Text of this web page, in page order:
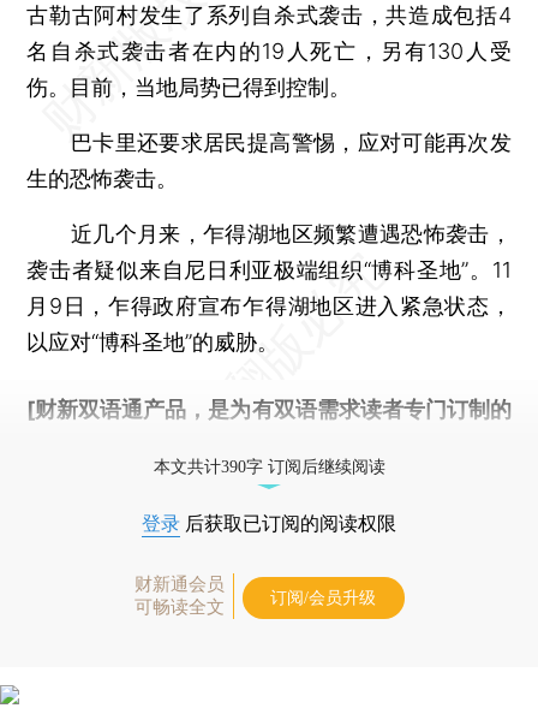
古勒古阿村发生了系列自杀式袭击，共造成包括4
名自杀式袭击者在内的19人死亡，另有130人受
伤。目前，当地局势已得到控制。
巴卡里还要求居民提高警惕，应对可能再次发
生的恐怖袭击。
近几个月来，乍得湖地区频繁遭遇恐怖袭击，
袭击者疑似来自尼日利亚极端组织“博科圣地”。11
月9日，乍得政府宣布乍得湖地区进入紧急状态，
以应对“博科圣地”的威胁。
[财新双语通产品，是为有双语需求读者专门订制的
本文共计390字 订阅后继续阅读
登录 后获取已订阅的阅读权限
财新通会员
可畅读全文
订阅/会员升级